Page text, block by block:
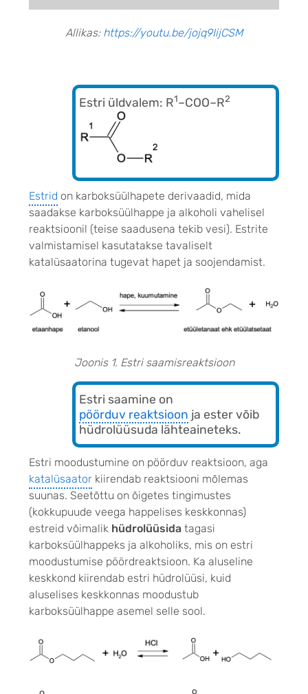
Allikas: https://youtu.be/jojq9IijCSM
Estri üldvalem: R1–COO–R2
Estrid on karboksüülhapete derivaadid, mida
saadakse karboksüülhappe ja alkoholi vahelisel
reaktsioonil (teise saadusena tekib vesi). Estrite
valmistamisel kasutatakse tavaliselt
katalüsaatorina tugevat hapet ja soojendamist.
Joonis 1. Estri saamisreaktsioon
Estri saamine on
pöörduv reaktsioon ja ester võib
hüdrolüüsuda lähteaineteks.
Estri moodustumine on pöörduv reaktsioon, aga
katalüsaator kiirendab reaktsiooni mõlemas
suunas. Seetõttu on õigetes tingimustes
(kokkupuude veega happelises keskkonnas)
estreid võimalik hüdrolüüsida tagasi
karboksüülhappeks ja alkoholiks, mis on estri
moodustumise pöördreaktsioon. Ka aluseline
keskkond kiirendab estri hüdrolüüsi, kuid
aluselises keskkonnas moodustub
karboksüülhappe asemel selle sool.